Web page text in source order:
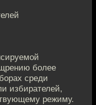
более
среди
избирателей,
режиму.